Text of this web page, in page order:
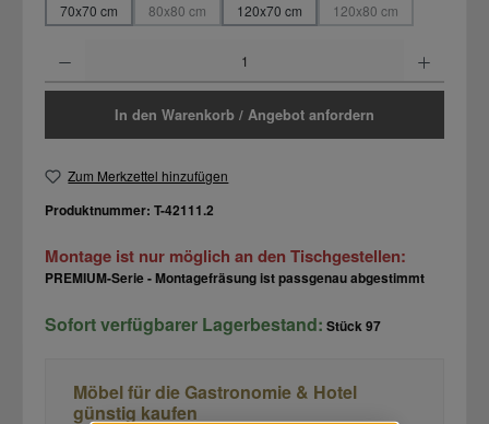
70x70 cm
80x80 cm(Diese Option ist zurzeit nicht verfügbar.)
120x70 cm 120x80 cm(Diese Option ist
In den Warenkorb / Angebot anfordern
Zum Merkzettel hinzufügen
Produktnummer: T-42111.2
Montage ist nur möglich an den Tischgestellen:
PREMIUM-Serie - Montagefräsung ist passgenau abgestimmt
Sofort verfügbarer Lagerbestand: Stück97
Möbel für die Gastronomie & Hotel
günstig kaufen